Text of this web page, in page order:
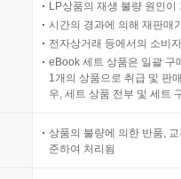
LP상품의 재생 불량 원인
시간의 경과에 의해 재판매
전자상거래 등에서의 소비
eBook 세트 상품은 일괄 구
1개의 상품으로 취급 및 판
우, 세트 상품 전부 및 세트
상품의 불량에 의한 반품,
준하여 처리됨